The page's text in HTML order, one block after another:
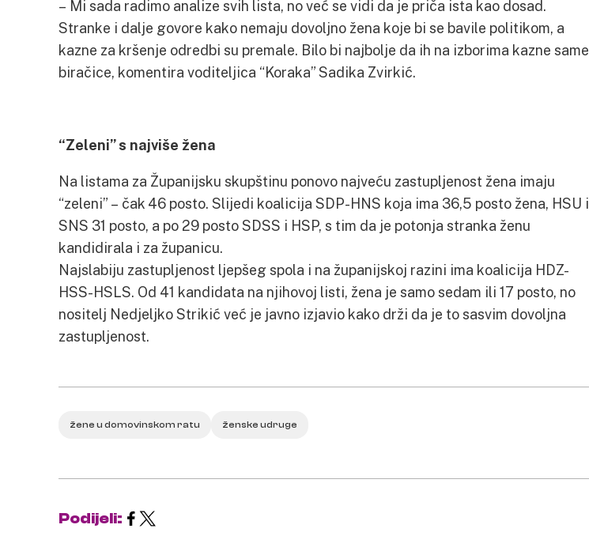
– Mi sada radimo analize svih lista, no već se vidi da je priča ista kao dosad.
Stranke i dalje govore kako nemaju dovoljno žena koje bi se bavile politikom, a
kazne za kršenje odredbi su premale. Bilo bi najbolje da ih na izborima kazne same
biračice, komentira voditeljica “Koraka” Sadika Zvirkić.
“Zeleni” s najviše žena
Na listama za Županijsku skupštinu ponovo najveću zastupljenost žena imaju
“zeleni” – čak 46 posto. Slijedi koalicija SDP-HNS koja ima 36,5 posto žena, HSU i
SNS 31 posto, a po 29 posto SDSS i HSP, s tim da je potonja stranka ženu
kandidirala i za županicu.
Najslabiju zastupljenost ljepšeg spola i na županijskoj razini ima koalicija HDZ-
HSS-HSLS. Od 41 kandidata na njihovoj listi, žena je samo sedam ili 17 posto, no
nositelj Nedjeljko Strikić već je javno izjavio kako drži da je to sasvim dovoljna
zastupljenost.
žene u domovinskom ratu ženske udruge
Podijeli: